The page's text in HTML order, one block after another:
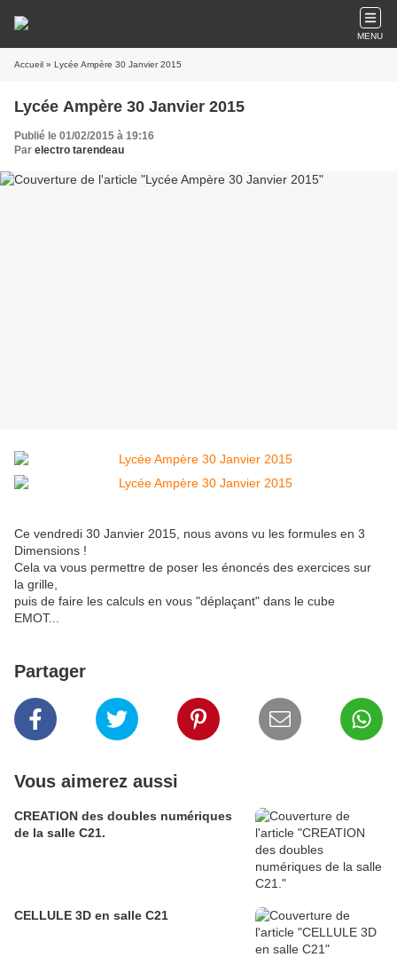
MENU
Accueil » Lycée Ampère 30 Janvier 2015
Lycée Ampère 30 Janvier 2015
Publié le 01/02/2015 à 19:16
Par electro tarendeau
Ce vendredi 30 Janvier 2015, nous avons vu les formules en 3
Dimensions !
Cela va vous permettre de poser les énoncés des exercices sur
la grille,
puis de faire les calculs en vous "déplaçant" dans le cube
EMOT...
Partager
Vous aimerez aussi
CREATION des doubles numériques
de la salle C21.
CELLULE 3D en salle C21